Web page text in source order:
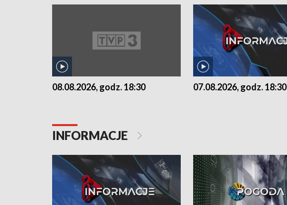
08.08.2026, godz. 18:30 07.08.2026, godz. 18:30
INFORMACJE